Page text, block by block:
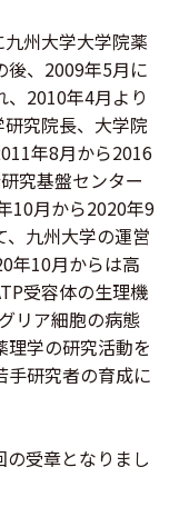
州大学大学院薬
後、2009年5月に
2010年4月より
究院長、大学院
年8月から2016
究基盤センター
10月から2020年9
、九州大学の運営
年10月からは高
受容体の生理機
リア細胞の病態
理学の研究活動を
手研究者の育成に
受章となりまし